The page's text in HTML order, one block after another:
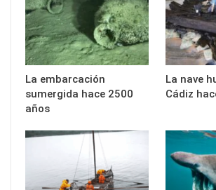
La embarcación
sumergida hace 2500
años
La nave
Cádiz